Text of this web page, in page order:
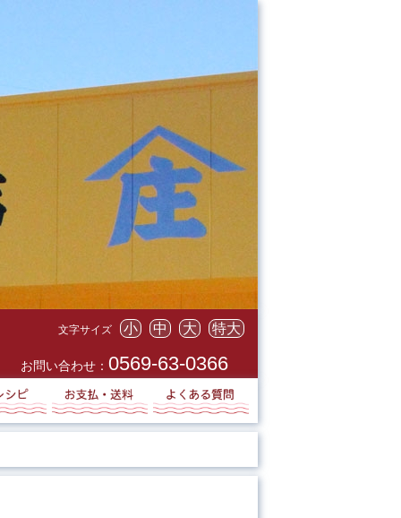
文字サイズ 小 中 大 特大
お問い合わせ： 0569-63-0366